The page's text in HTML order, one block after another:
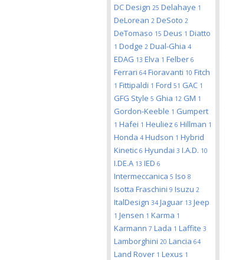
DC Design 25 Delahaye 1
DeLorean 2 DeSoto 2
DeTomaso 15 Deus 1 Diatto
1 Dodge 2 Dual-Ghia 4
EDAG 13 Elva 1 Felber 6
Ferrari 64 Fioravanti 10 Fitch
1 Fittipaldi 1 Ford 51 GAC 1
GFG Style 5 Ghia 12 GM 1
Gordon-Keeble 1 Gumpert
1 Hafei 1 Heuliez 6 Hillman 1
Honda 4 Hudson 1 Hybrid
Kinetic 6 Hyundai 3 I.A.D. 10
I.DE.A 13 IED 6
Intermeccanica 5 Iso 8
Isotta Fraschini 9 Isuzu 2
ItalDesign 34 Jaguar 13 Jeep
1 Jensen 1 Karma 1
Karmann 7 Lada 1 Laffite 3
Lamborghini 20 Lancia 64
Land Rover 1 Lexus 1